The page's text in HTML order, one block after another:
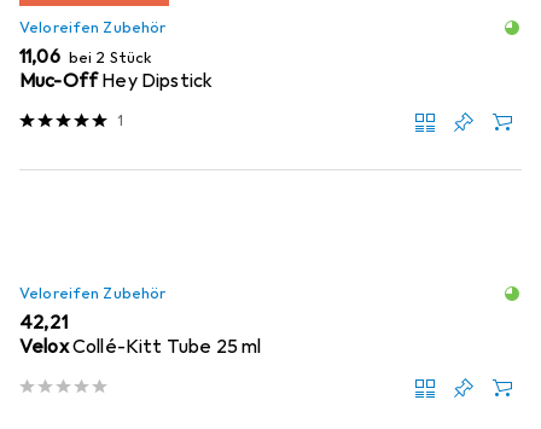
Veloreifen Zubehör
EUR
11,06 bei 2 Stück
Muc-OffHey Dipstick
1
Veloreifen Zubehör
EUR
42,21
VeloxCollé-Kitt Tube 25 ml